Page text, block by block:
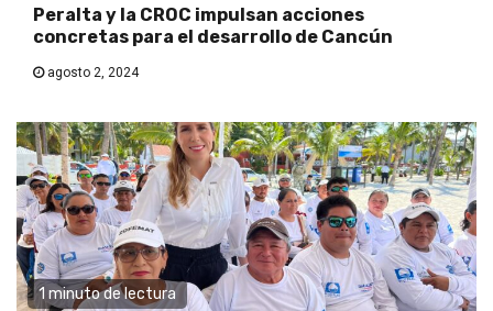
Peralta y la CROC impulsan acciones
concretas para el desarrollo de Cancún
agosto 2, 2024
1 minuto de lectura